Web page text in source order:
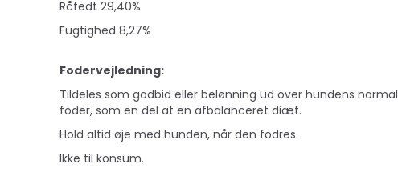
Råfedt 29,40%
Fugtighed 8,27%
Fodervejledning:
Tildeles som godbid eller belønning ud over hundens
foder, som en del at en afbalanceret diæt.
Hold altid øje med hunden, når den fodres.
Ikke til konsum.